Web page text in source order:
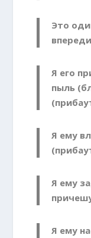
Это
Я его
пыль
Я ему
Я ему
Я ему